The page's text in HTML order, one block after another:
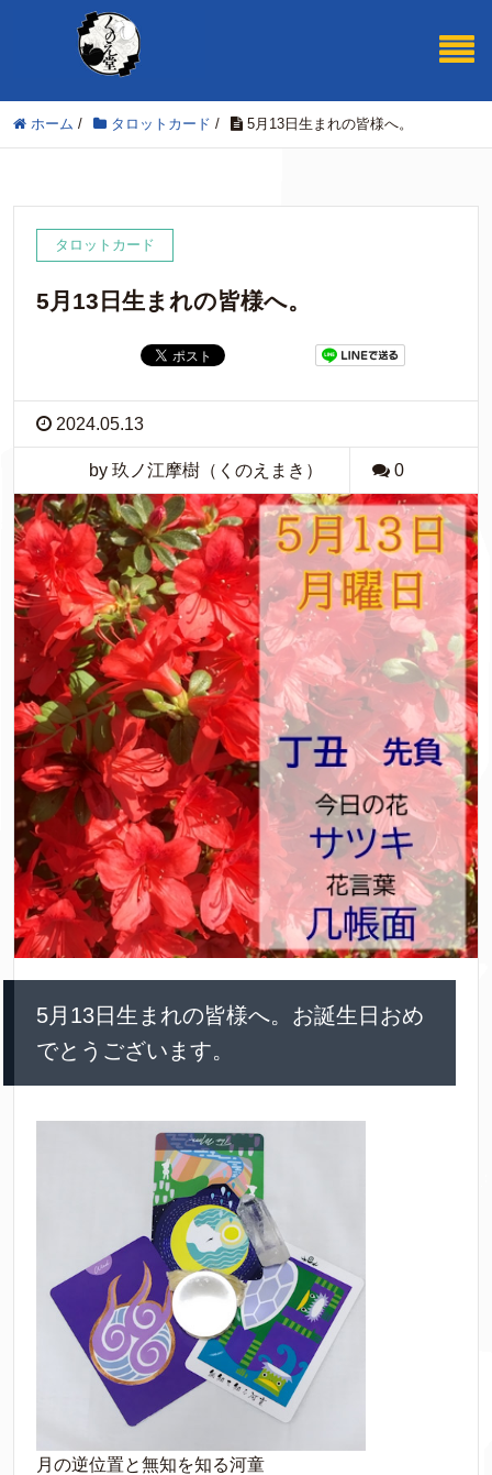
ホーム / タロットカード / 5月13日生まれの皆様へ。
タロットカード
5月13日生まれの皆様へ。
2024.05.13
by 玖ノ江摩樹（くのえまき） 0
5月13日生まれの皆様へ。お誕生日おめ
でとうございます。
月の逆位置と無知を知る河童